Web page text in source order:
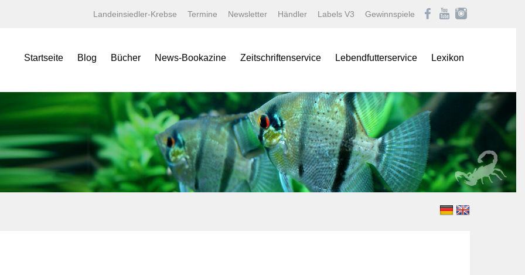
Landeinsiedler-Krebse Termine Newsletter Händler Labels V3 Gewinnspiele
Startseite Blog Bücher
Lexika
Specials
Minis
Jahrbücher
Terralog
Faltposter
News-Bookazine
Bildergalerien
Wissenschaftliche Texte
Linksammlung
Kaufen bei tierverliebt!
Zeitschriftenservice
AqualogNEWS
Aquaristik Fachmagazin
Aquaristik/Aquarium live
Bugs
Caridina
Datz
Lebendfutterservice Lexikon
Barben
Buntbarsche
Gartenteich
Goldfische und Koi
Krebse
Labyrinther